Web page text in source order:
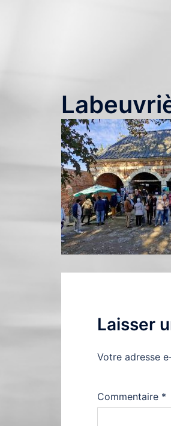
Laisser
Votre adresse
Commentaire *